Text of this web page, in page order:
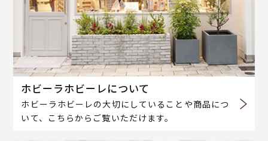
ホビーラホビーレについて
ホビーラホビーレの大切にしていることや商品につ
いて、こちらからご覧いただけます。